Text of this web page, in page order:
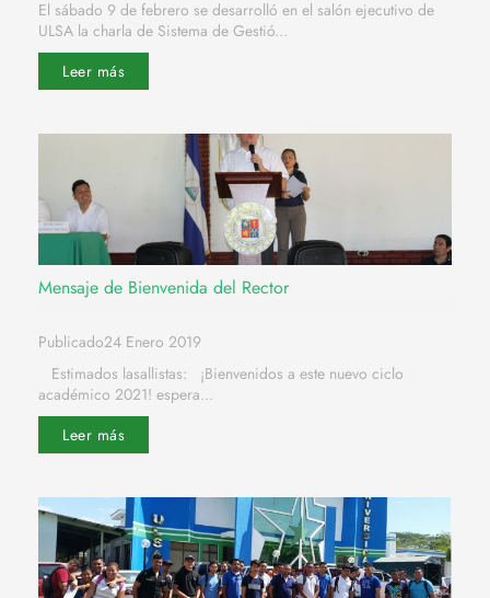
El sábado 9 de febrero se desarrolló en el salón ejecutivo de
ULSA la charla de Sistema de Gestió...
Leer más
Mensaje de Bienvenida del Rector
Publicado24 Enero 2019
Estimados lasallistas: ¡Bienvenidos a este nuevo ciclo
académico 2021! espera...
Leer más